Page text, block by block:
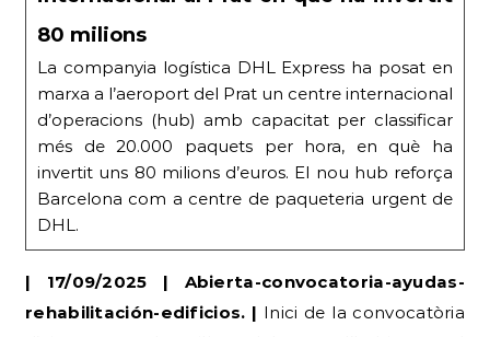
d’operacions (hub) amb capacitat per classificar
més de 20.000 paquets per hora, en què ha
invertit uns 80 milions d’euros. El nou hub reforça
Barcelona com a centre de paqueteria urgent de
DHL.
| 17/09/2025 | Abierta-convocatoria-ayudas-
rehabilitación-edificios. |
Ajuntament |